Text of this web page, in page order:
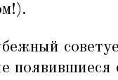
появившиеся